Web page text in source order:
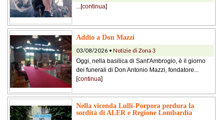
...[continua]
Addio a Don Mazzi
03/08/2026 • Notizie di Zona 3
Oggi, nella basilica di Sant'Ambrogio, è il giorno
dei funerali di Don Antonio Mazzi, fondatore...
[continua]
Nella vicenda Lulli-Porpora perdura la
sordità di ALER e Regione Lombardia